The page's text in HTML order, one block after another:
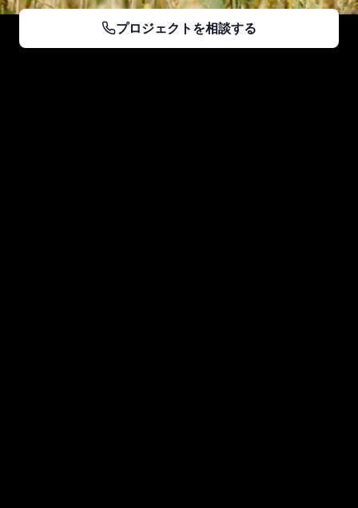
プロジェクトを相談する